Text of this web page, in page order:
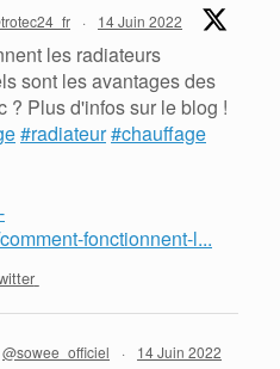
· 14 Juin 2022
les radiateurs
sont les avantages des
? Plus d'infos sur le blog !
#radiateur#chauffage
fonctionnent-l...
@sowee_officiel · 14 Juin 2022